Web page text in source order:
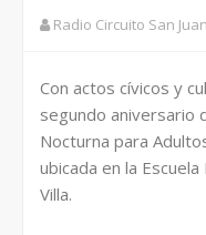
Radio Circuito San Juan
Con actos cívicos y
segundo aniversario
Nocturna para
ubicada en la
Villa.